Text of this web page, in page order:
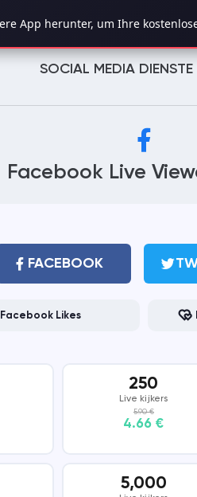
App herunter, um Ihre
SOCIAL MEDIA DIENSTE
TELEGRAM
PINTEREST
Facebook Live
FACEBOOK
Facebook Likes
250
Live kijkers
5.90 €
4.66 €
5,000